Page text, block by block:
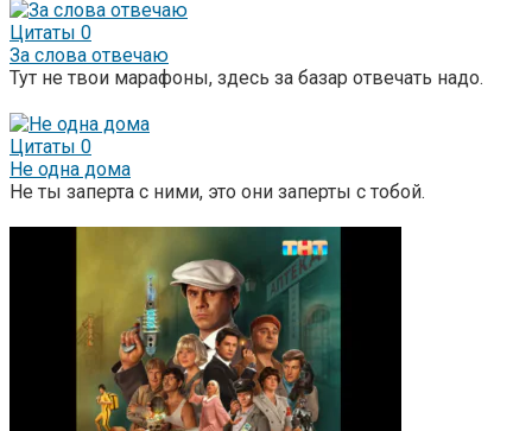
Цитаты 0
За слова отвечаю
Тут не твои марафоны, здесь за базар отвечать надо.
Цитаты 0
Не одна дома
Не ты заперта с ними, это они заперты с тобой.